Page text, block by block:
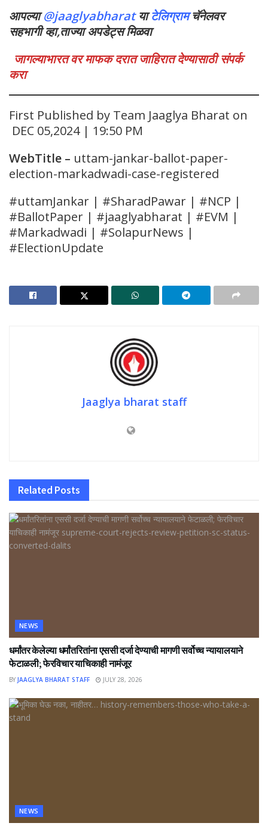
आपल्या@jaaglyabharatयाटेलिग्रामचॅनेलवर
सहभागी व्हा,ताज्या अपडेट्स मिळवा
जागल्याभारत वर माफक दरात जाहिरात देण्यासाठी संपर्क
करा
First Published by Team Jaaglya Bharat on
DEC 05,2024 | 19:50 PM
WebTitle – uttam-jankar-ballot-paper-
election-markadwadi-case-registered
#uttamJankar | #SharadPawar | #NCP |
#BallotPaper | #jaaglyabharat | #EVM |
#Markadwadi | #SolapurNews |
#ElectionUpdate
Jaaglya bharat staff
Related Posts
NEWS
धर्मांतर केलेल्या धर्मांतरितांना एससी दर्जा देण्याची मागणी सर्वोच्च न्यायालयाने
फेटाळली; फेरविचार याचिकाही नामंजूर
BY JAAGLYA BHARAT STAFF JULY 28, 2026
NEWS